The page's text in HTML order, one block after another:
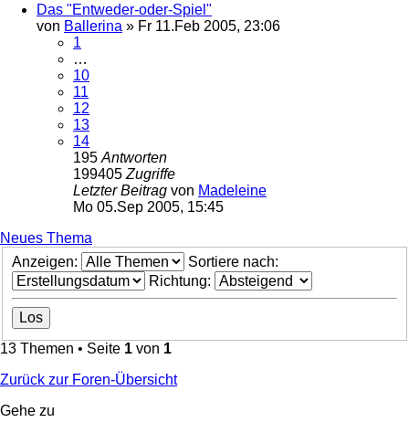
Das "Entweder-oder-Spiel"
von Ballerina » Fr 11.Feb 2005, 23:06
1
…
10
11
12
13
14
195 Antworten
199405 Zugriffe
Letzter Beitrag von Madeleine
Mo 05.Sep 2005, 15:45
Neues Thema
Anzeigen:
Sortiere nach:
Richtung:
13 Themen • Seite 1 von 1
Zurück zur Foren-Übersicht
Gehe zu